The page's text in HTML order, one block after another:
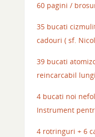
60 pagini /
35 bucati
cadouri ( sf.
39 bucati
reincarcabil
4 bucati noi
Instrument
4 rotringuri + 6